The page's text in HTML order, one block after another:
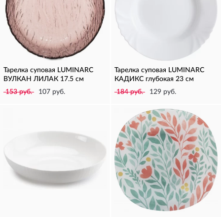
Тарелка суповая LUMINARC
ВУЛКАН ЛИЛАК 17.5 см
153 руб.
107 руб.
Тарелка суповая LUMINARC
КАДИКС глубокая 23 см
184 руб.
129 руб.